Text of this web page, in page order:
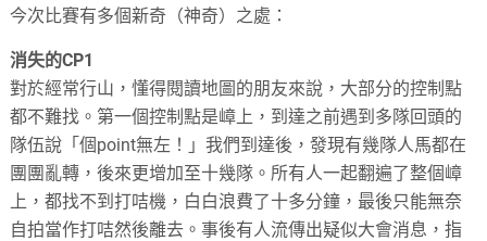
今次比賽有多個新奇（神奇）之處：
消失的CP1
對於經常行山，懂得閱讀地圖的朋友來說，大部分的控制點
都不難找。第一個控制點是嶂上，到達之前遇到多隊回頭的
隊伍說「個point無左！」我們到達後，發現有幾隊人馬都在
團團亂轉，後來更增加至十幾隊。所有人一起翻遍了整個嶂
上，都找不到打咭機，白白浪費了十多分鐘，最後只能無奈
自拍當作打咭然後離去。事後有人流傳出疑似大會消息，指